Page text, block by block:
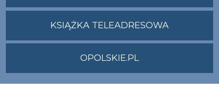
ADRES
KSIĄŻKA TELEADRESOWA
OPOLSKIE.PL